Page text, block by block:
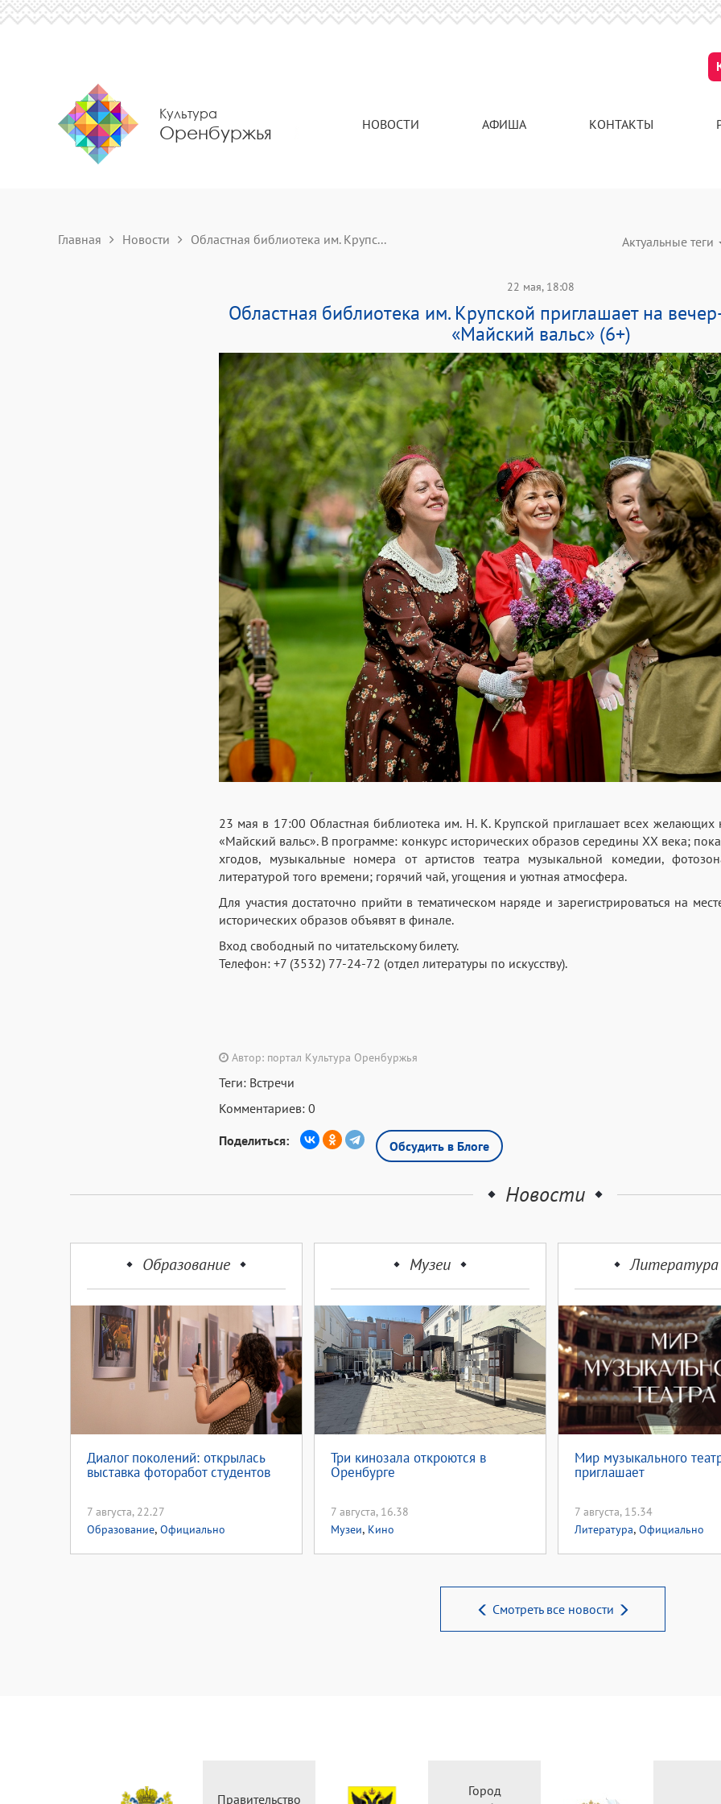
Культура
Оренбуржья НОВОСТИ АФИША КОНТАКТЫ
Главная Новости Областная библиотека им. Крупс... Актуальные теги
22 мая, 18:08
Областная библиотека им. Крупской приглашает на
«Майский вальс» (6+)
23 мая в 17:00 Областная библиотека им. Н. К. Крупской приглашает всех желающих
«Майский вальс». В программе: конкурс исторических образов середины XX века;
хгодов, музыкальные номера от артистов театра музыкальной комедии,
литературой того времени; горячий чай, угощения и уютная атмосфера.
Для участия достаточно прийти в тематическом наряде и зарегистрироваться на
исторических образов объявят в финале.
Вход свободный по читательскому билету.
Телефон: +7 (3532) 77-24-72 (отдел литературы по искусству).
Автор: портал Культура Оренбуржья
Теги: Встречи
Комментариев: 0
Поделиться:
Обсудить в Блоге
Новости
Образование
Диалог поколений: открылась
выставка фоторабот студентов
7 августа, 22.27
Образование, Официально
Музеи
Три кинозала откроются в
Оренбурге
7 августа, 16.38
Музеи, Кино
Литература
Мир музыкального
приглашает
7 августа, 15.34
Литература, Официально
Смотреть все новости
Правительство
Город